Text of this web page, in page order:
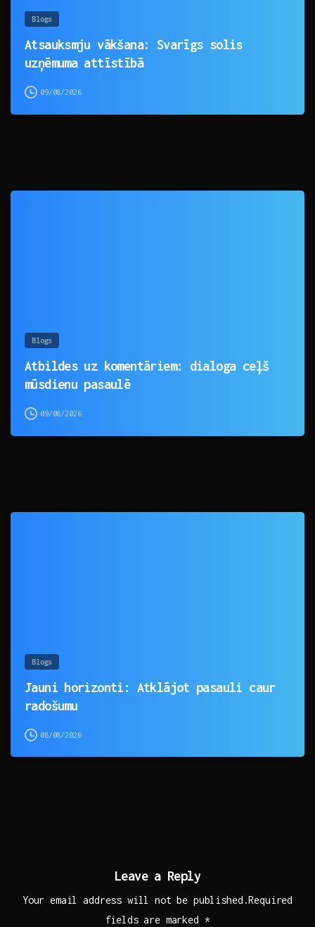
Blogs
Atsauksmju vākšana: Svarīgs solis
uzņēmuma attīstībā
09/08/2026
Blogs
Atbildes uz komentāriem: dialoga ceļš
mūsdienu pasaulē
09/08/2026
Blogs
Jauni horizonti: Atklājot pasauli caur
radošumu
08/08/2026
Leave a Reply
Your email address will not be published.Required
fields are marked *